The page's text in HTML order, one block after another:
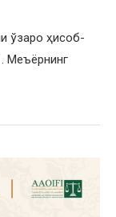
ўзаро ҳисоб-
Меъёрнинг